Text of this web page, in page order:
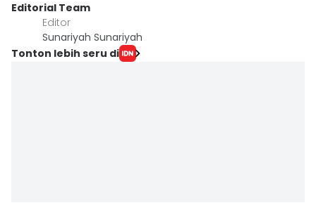
Editorial Team
Editor
Sunariyah Sunariyah
Tonton lebih seru di